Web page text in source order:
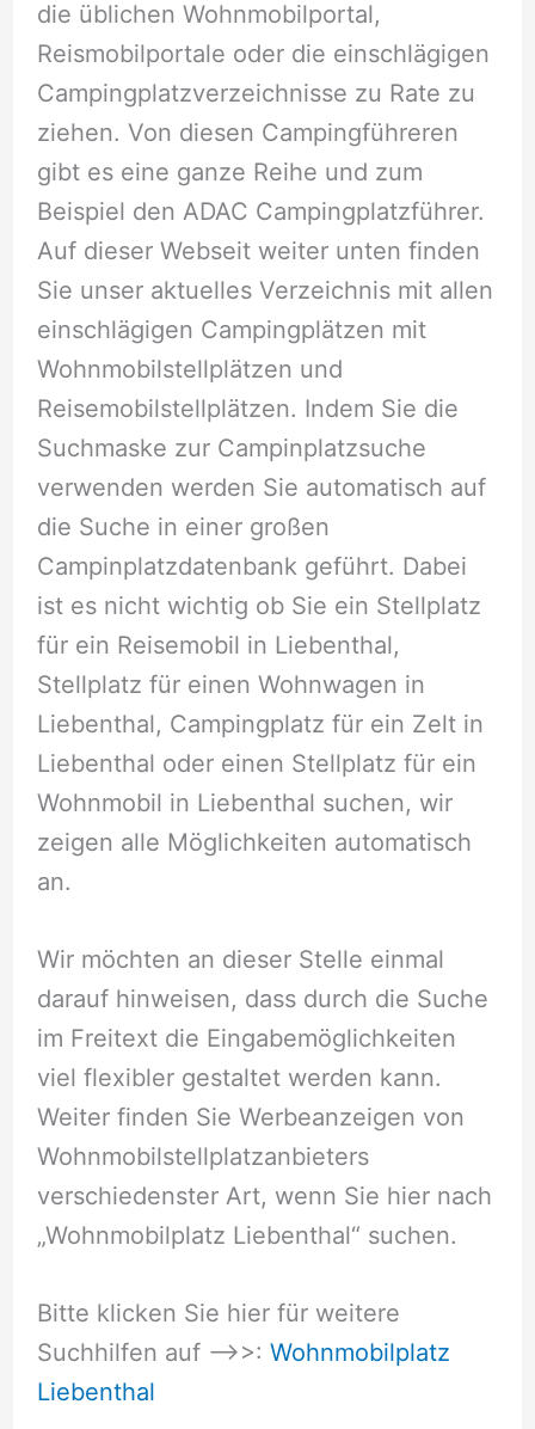
die üblichen Wohnmobilportal,
Reismobilportale oder die einschlägigen
Campingplatzverzeichnisse zu Rate zu
ziehen. Von diesen Campingführeren
gibt es eine ganze Reihe und zum
Beispiel den ADAC Campingplatzführer.
Auf dieser Webseit weiter unten finden
Sie unser aktuelles Verzeichnis mit allen
einschlägigen Campingplätzen mit
Wohnmobilstellplätzen und
Reisemobilstellplätzen. Indem Sie die
Suchmaske zur Campinplatzsuche
verwenden werden Sie automatisch auf
die Suche in einer großen
Campinplatzdatenbank geführt. Dabei
ist es nicht wichtig ob Sie ein Stellplatz
für ein Reisemobil in Liebenthal,
Stellplatz für einen Wohnwagen in
Liebenthal, Campingplatz für ein Zelt in
Liebenthal oder einen Stellplatz für ein
Wohnmobil in Liebenthal suchen, wir
zeigen alle Möglichkeiten automatisch
an.
Wir möchten an dieser Stelle einmal
darauf hinweisen, dass durch die Suche
im Freitext die Eingabemöglichkeiten
viel flexibler gestaltet werden kann.
Weiter finden Sie Werbeanzeigen von
Wohnmobilstellplatzanbieters
verschiedenster Art, wenn Sie hier nach
„Wohnmobilplatz Liebenthal“ suchen.
Bitte klicken Sie hier für weitere
Suchhilfen auf –>>: Wohnmobilplatz
Liebenthal